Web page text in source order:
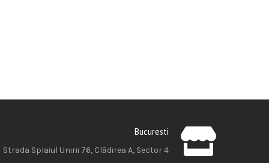
Bucuresti
Strada Splaiul Unirii 76, Clădirea A, Sector 4